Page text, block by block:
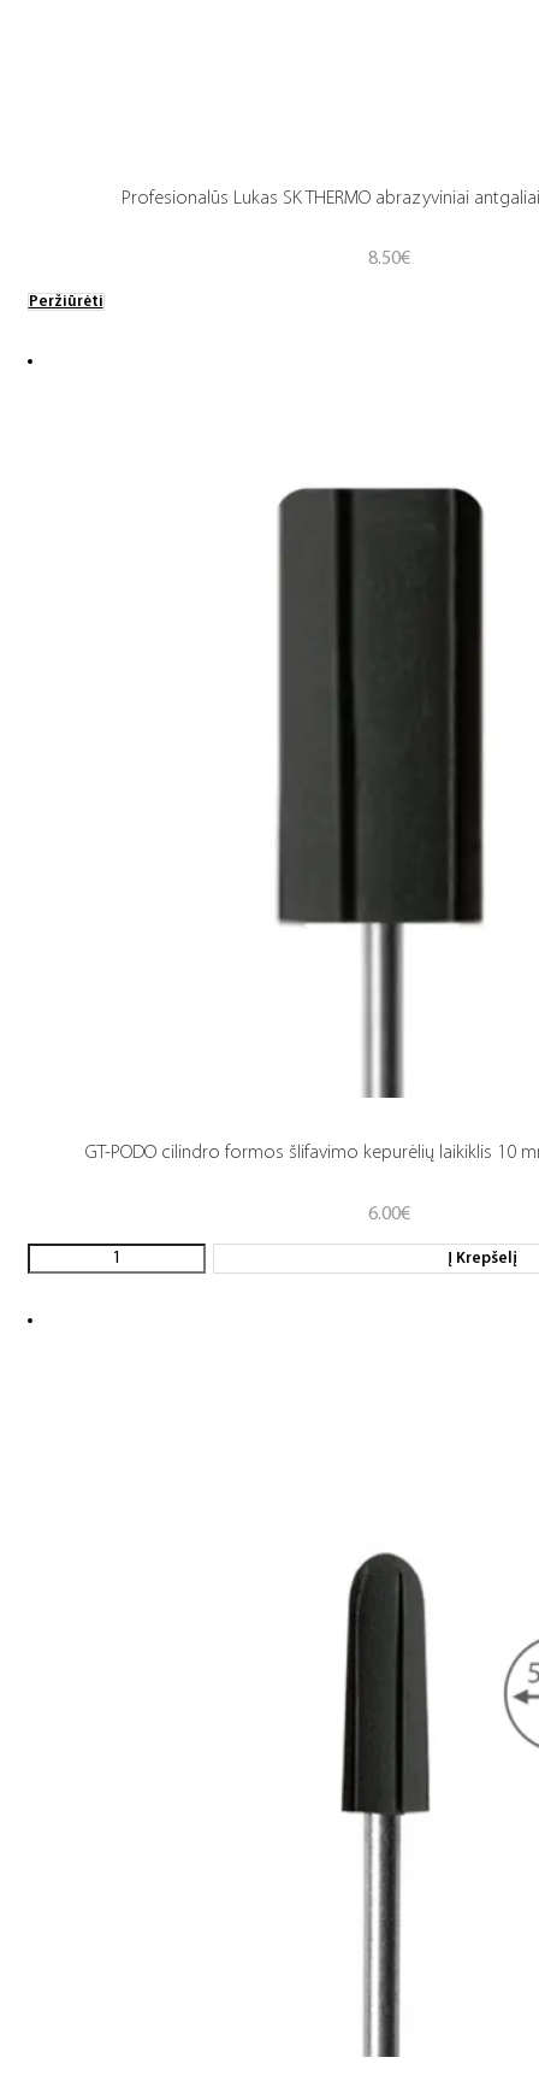
Profesionalūs Lukas SK THERMO abrazyviniai
8.50€
Peržiūrėti
GT-PODO cilindro formos šlifavimo kepurėlių laikiklis 10
6.00€
Į Krepšelį